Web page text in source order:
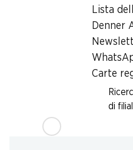
Lista
Denner
Carte
di